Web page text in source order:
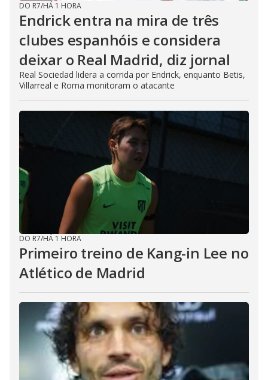
DO R7/HÁ 1 HORA
Endrick entra na mira de três
clubes espanhóis e considera
deixar o Real Madrid, diz jornal
Real Sociedad lidera a corrida por Endrick, enquanto Betis,
Villarreal e Roma monitoram o atacante
DO R7/HÁ 1 HORA
Primeiro treino de Kang-in Lee no
Atlético de Madrid